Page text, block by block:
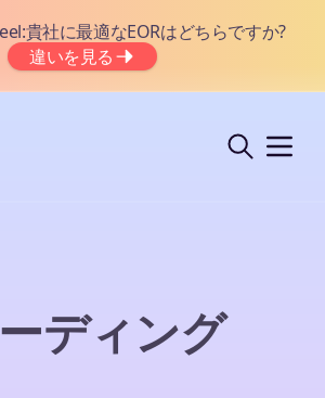
貴社に最適なEORはどちらですか?
違いを見る
ディング